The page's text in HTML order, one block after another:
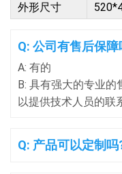
外形尺寸
Q: 公司有售后保障
A: 有的
B: 具有强大的专业的
以提供技术人员的联
Q: 产品可以定制吗